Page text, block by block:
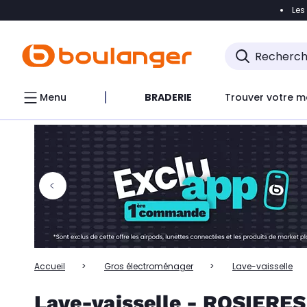
Accéder
Accéder directement au chatbot
Menu BRADERIE Trouver votre
Accueil Gros électroménager Lave-vaisselle